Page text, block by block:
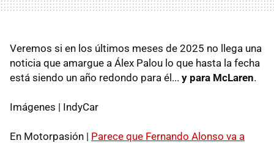
Veremos si en los últimos meses de 2025 no llega una
noticia que amargue a Álex Palou lo que hasta la fecha
está siendo un año redondo para él... y para McLaren.
Imágenes | IndyCar
En Motorpasión | Parece que Fernando Alonso va a